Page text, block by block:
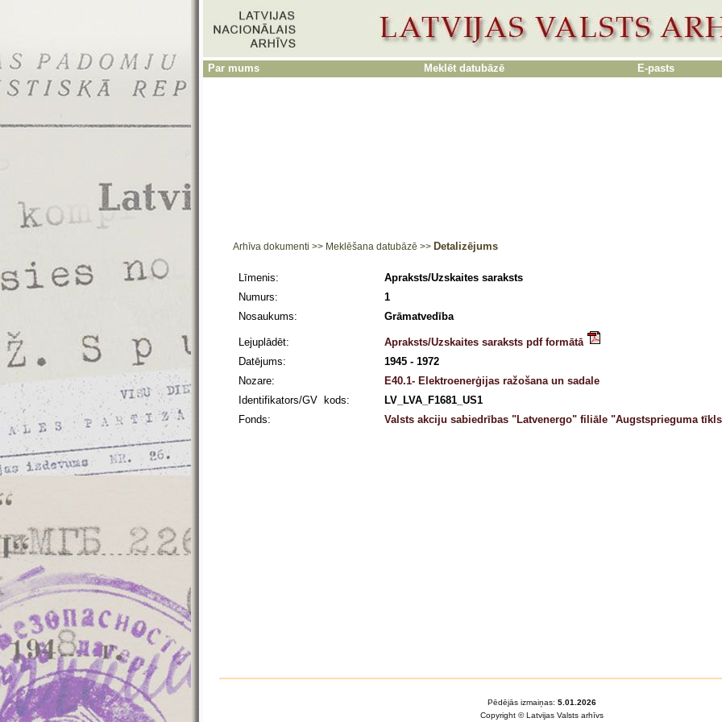
Par mums Meklēt datubāzē E-pasts
Arhīva dokumenti >> Meklēšana datubāzē >> Detalizējums
Līmenis:
Apraksts/Uzskaites saraksts
Numurs:
1
Nosaukums:
Grāmatvedība
Lejuplādēt:
Apraksts/Uzskaites saraksts pdf formātā
Datējums:
1945 - 1972
Nozare:
E40.1- Elektroenerģijas ražošana un sadale
Identifikators/GV kods:
LV_LVA_F1681_US1
Fonds:
Valsts akciju sabiedrības "Latvenergo" filiāle "Augstsprieguma
Pēdējās izmaiņas: 5.01.2026
Copyright © Latvijas Valsts arhīvs